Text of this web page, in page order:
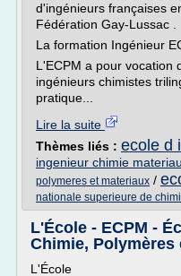
d'ingénieurs françaises
Fédération Gay-Lussac .
La formation Ingénieur
L'ECPM a pour vocation
ingénieurs chimistes
pratique...
Lire la suite
Thèmes liés : ecole d
ingenieur chimie
polymeres et materiaux /
nationale superieure de
L'École - ECPM -
Chimie, Polymères
L'École